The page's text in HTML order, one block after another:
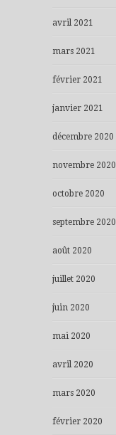
avril 2021
mars 2021
février 2021
janvier 2021
décembre 2020
novembre 2020
octobre 2020
septembre 2020
août 2020
juillet 2020
juin 2020
mai 2020
avril 2020
mars 2020
février 2020